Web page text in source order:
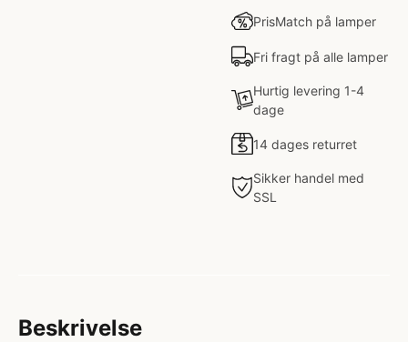
PrisMatch på lamper
Fri fragt på alle lamper
Hurtig levering 1-4
dage
14 dages returret
Sikker handel med
SSL
Beskrivelse